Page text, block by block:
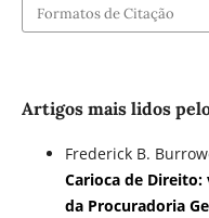
Formatos de Citação
Artigos mais lidos
Frederick B.
Carioca de Direito:
da Procuradoria